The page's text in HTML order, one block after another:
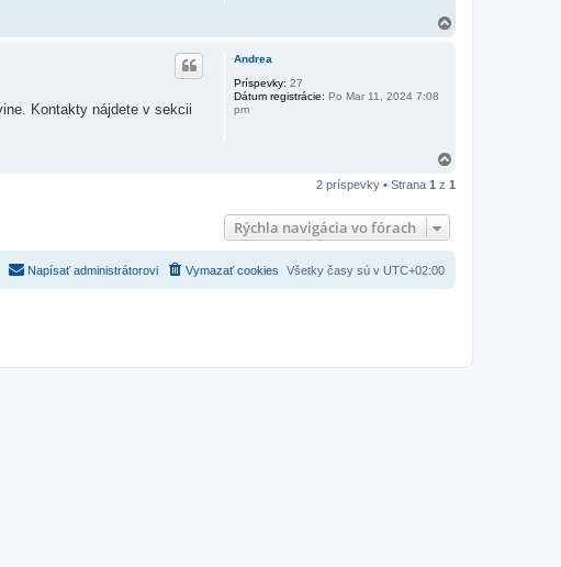
Andrea
Príspevky: 27
Dátum registrácie: Po Mar 11, 2024 7:08
pm
Kontakty nájdete v sekcii
r
2 príspevky • Strana 1 z 1
Rýchla navigácia vo fórach
Všetky časy sú v UTC+02:00
Vymazať cookies
Napísať administrátorovi